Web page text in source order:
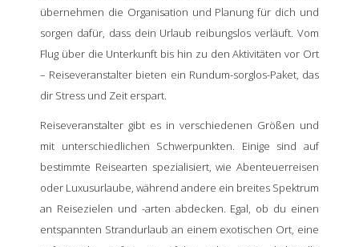
übernehmen die Organisation und Planung für dich und
sorgen dafür, dass dein Urlaub reibungslos verläuft. Vom
Flug über die Unterkunft bis hin zu den Aktivitäten vor Ort
– Reiseveranstalter bieten ein Rundum-sorglos-Paket, das
dir Stress und Zeit erspart.
Reiseveranstalter gibt es in verschiedenen Größen und
mit unterschiedlichen Schwerpunkten. Einige sind auf
bestimmte Reisearten spezialisiert, wie Abenteuerreisen
oder Luxusurlaube, während andere ein breites Spektrum
an Reisezielen und -arten abdecken. Egal, ob du einen
entspannten Strandurlaub an einem exotischen Ort, eine